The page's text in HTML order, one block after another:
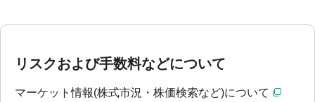
リスクおよび手数料などについて
マーケット情報(株式市況・株価検索など)について